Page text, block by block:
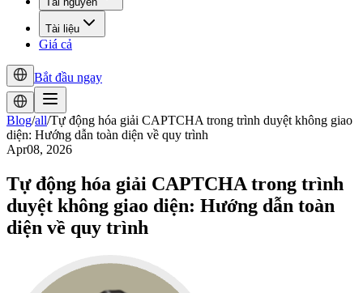
Tài liệu
Giá cả
Bắt đầu ngay
Blog/all/Tự động hóa giải CAPTCHA trong trình duyệt không giao
diện: Hướng dẫn toàn diện về quy trình
Apr08, 2026
Tự động hóa giải CAPTCHA trong trình
duyệt không giao diện: Hướng dẫn toàn
diện về quy trình